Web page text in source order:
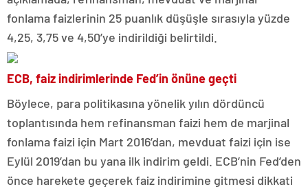
fonlama faizlerinin 25 puanlık düşüşle sırasıyla yüzde
4,25, 3,75 ve 4,50’ye indirildiği belirtildi.
ECB, faiz indirimlerinde Fed’in önüne geçti
Böylece, para politikasına yönelik yılın dördüncü
toplantısında hem refinansman faizi hem de marjinal
fonlama faizi için Mart 2016’dan, mevduat faizi için ise
Eylül 2019’dan bu yana ilk indirim geldi. ECB’nin Fed’den
önce harekete geçerek faiz indirimine gitmesi dikkati